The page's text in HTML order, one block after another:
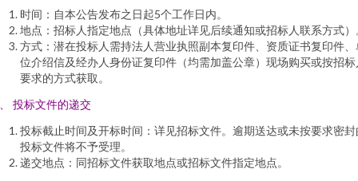
时间：自本公告发布之日起5个工作日内。
地点：招标人指定地点（具体地址详见后续通知或招标人联系方式）
方式：潜在投标人需持法人营业执照副本复印件、资质证书复印件、
位介绍信及经办人身份证复印件（均需加盖公章）现场购买或按招标
要求的方式获取。
投标文件的递交
投标截止时间及开标时间：详见招标文件。逾期送达或未按要求密封
投标文件将不予受理。
递交地点：同招标文件获取地点或招标文件指定地点。